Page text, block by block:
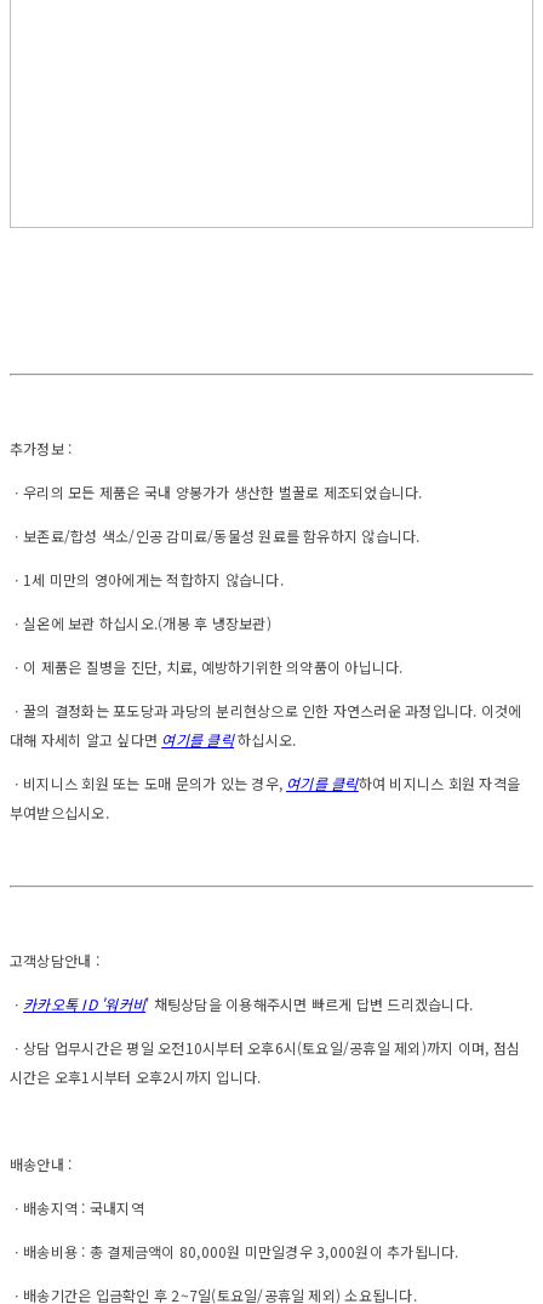
추가정보 :
ㆍ우리의 모든 제품은 국내 양봉가가 생산한 벌꿀로 제조되었습니다.
ㆍ보존료/합성 색소/인공 감미료/동물성 원료를 함유하지 않습니다.
ㆍ1세 미만의 영아에게는 적합하지 않습니다.
ㆍ실온에 보관 하십시오.(개봉 후 냉장보관)
ㆍ이 제품은 질병을 진단, 치료, 예방하기위한 의약품이 아닙니다.
ㆍ꿀의 결정화는 포도당과 과당의 분리현상으로 인한 자연스러운 과정입니다. 이것에
대해 자세히 알고 싶다면 여기를 클릭하십시오.
ㆍ비지니스 회원 또는 도매 문의가 있는 경우, 여기를 클릭하여 비지니스 회원 자격을
부여받으십시오.
고객상담안내 :
ㆍ 카카오톡 ID '워커비' 채팅상담을 이용해주시면 빠르게 답변 드리겠습니다.
ㆍ상담 업무시간은 평일 오전10시부터 오후6시(토요일/공휴일 제외)까지 이며, 점심
시간은 오후1시부터 오후2시까지 입니다.
배송안내 :
ㆍ배송지역 : 국내지역
ㆍ배송비용 : 총 결제금액이 80,000원 미만일경우 3,000원이 추가됩니다.
ㆍ배송기간은 입금확인 후 2~7일(토요일/공휴일 제외) 소요됩니다.